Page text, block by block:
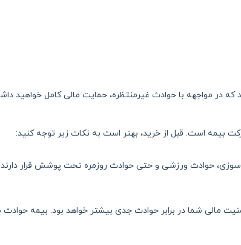
در مواجهه با حوادث غیرمنتظره، حمایت مالی کامل خواهید
بیمه است. قبل از خرید، بهتر است به نکات زیر توجه کنید:
حوادث ورزشی و حتی حوادث روزمره تحت پوشش قرار
مالی شما در برابر حوادث جدی بیشتر خواهد بود. بیمه